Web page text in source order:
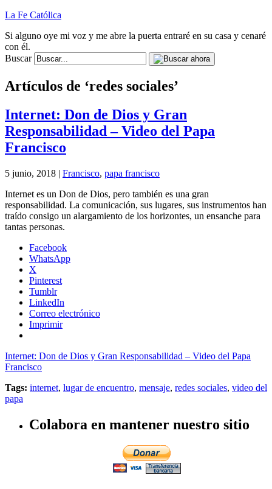
La Fe Católica
Si alguno oye mi voz y me abre la puerta entraré en su casa y cenaré
con él.
Buscar
Artículos de ‘redes sociales’
Internet: Don de Dios y Gran
Responsabilidad – Video del Papa
Francisco
5 junio, 2018 | Francisco, papa francisco
Internet es un Don de Dios, pero también es una gran
responsabilidad. La comunicación, sus lugares, sus instrumentos han
traído consigo un alargamiento de los horizontes, un ensanche para
tantas personas.
Facebook
WhatsApp
X
Pinterest
Tumblr
LinkedIn
Correo electrónico
Imprimir
Internet: Don de Dios y Gran Responsabilidad – Video del Papa
Francisco
Tags: internet, lugar de encuentro, mensaje, redes sociales, video del
papa
Colabora en mantener nuestro sitio